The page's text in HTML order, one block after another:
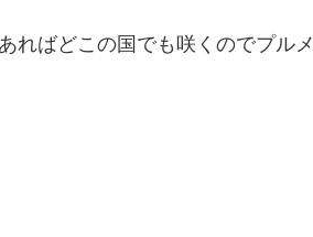
ればどこの国でも咲くのでプルメ